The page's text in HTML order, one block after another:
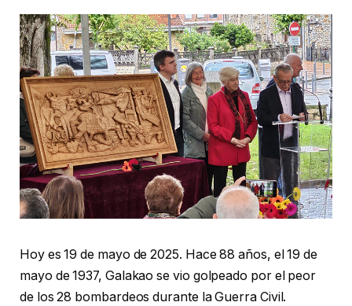
Hoy es 19 de mayo de 2025. Hace 88 años, el 19 de
mayo de 1937, Galakao se vio golpeado por el peor
de los 28 bombardeos durante la Guerra Civil.